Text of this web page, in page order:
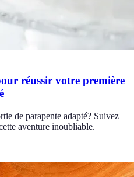
réussir votre première
de parapente adapté? Suivez
aventure inoubliable.